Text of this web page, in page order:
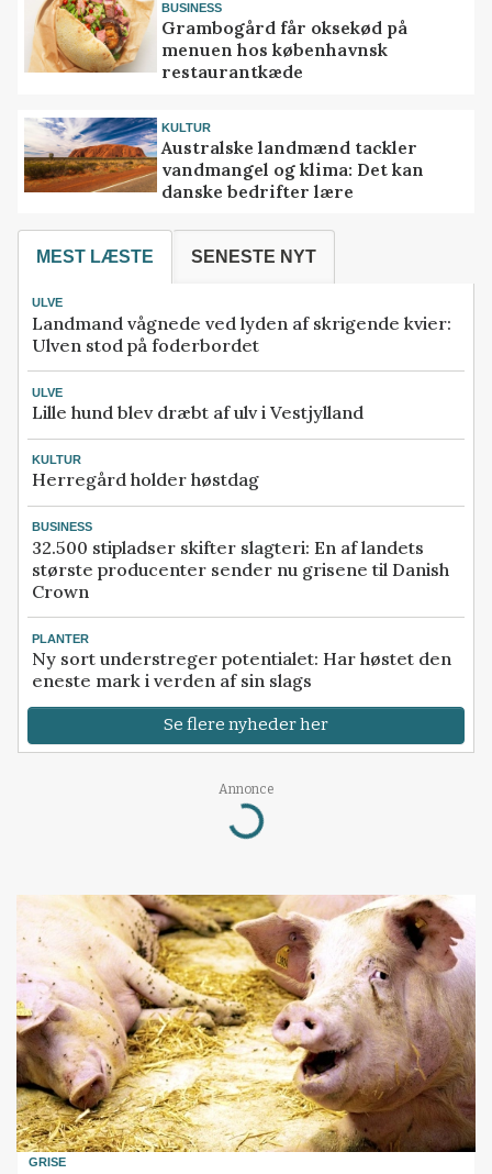
BUSINESS
Grambogård får oksekød på
menuen hos københavnsk
restaurantkæde
KULTUR
Australske landmænd tackler
vandmangel og klima: Det kan
danske bedrifter lære
MEST LÆSTE SENESTE NYT
ULVE
Landmand vågnede ved lyden af skrigende kvier:
Ulven stod på foderbordet
ULVE
Lille hund blev dræbt af ulv i Vestjylland
KULTUR
Herregård holder høstdag
BUSINESS
32.500 stipladser skifter slagteri: En af landets
største producenter sender nu grisene til Danish
Crown
PLANTER
Ny sort understreger potentialet: Har høstet den
eneste mark i verden af sin slags
Se flere nyheder her
Annonce
Loading...
GRISE